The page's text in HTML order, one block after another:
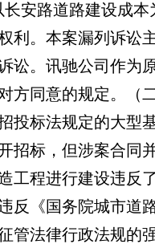
长安路道路建设成
利。本案漏列诉讼
讼。讯驰公司作为
方同意的规定。（
投标法规定的大型
招标，但涉案合同
工程进行建设违反
反《国务院城市道
管法律行政法规的